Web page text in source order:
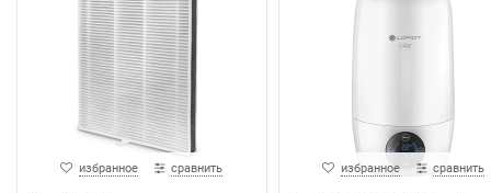
избранное сравнить избранное сравнить